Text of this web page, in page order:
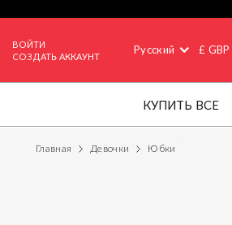
ВОЙТИ
СОЗДАТЬ АККАУНТ
Русский £ GBP
КУПИТЬ ВСЕ
Главная Девочки Юбки